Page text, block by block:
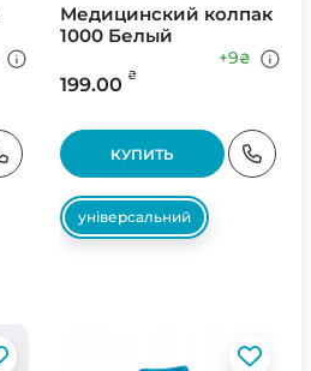
Медицинский колпак
1000 Белый
199.00 ₴
+9₴
КУПИТЬ
універсальний